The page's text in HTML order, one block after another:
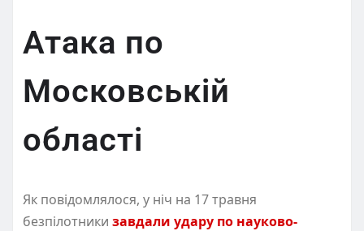
Атака по
Московській
області
Як повідомлялося, у ніч на 17 травня
безпілотники завдали удару по науково-